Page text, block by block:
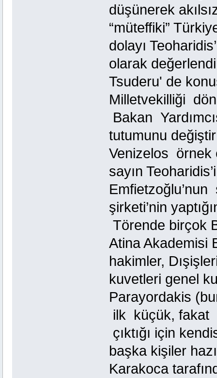
düşünerek
“müteffiki”
dolayı
olarak
Tsuderu' de
Milletvekilliği
Bakan
tutumunu
Venizelos örnek
sayın
Emfietzoğlu’nun
şirketi’nin
Törende birçok
Atina Akademisi
hakimler,
kuvetleri genel
Parayordakis
ilk küçük, fakat
çıktığı için
başka kişiler
Karakoca